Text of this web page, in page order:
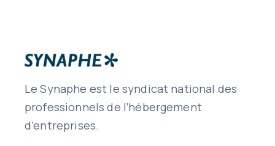
Le Synaphe est le syndicat national des
professionnels de l’hébergement
d’entreprises.